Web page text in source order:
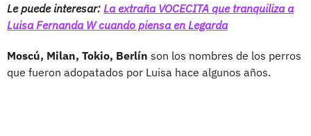
Le puede interesar: La extraña VOCECITA que tranquiliza a
Luisa Fernanda W cuando piensa en Legarda
Moscú, Milan, Tokio, Berlín son los nombres de los perros
que fueron adopatados por Luisa hace algunos años.